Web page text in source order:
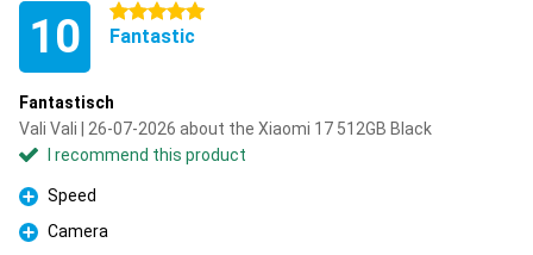
10 5 stars
Fantastic
Fantastisch
Vali Vali | 26-07-2026 about the Xiaomi 17 512GB Black
I recommend this product
Pro
Speed
Pro
Camera